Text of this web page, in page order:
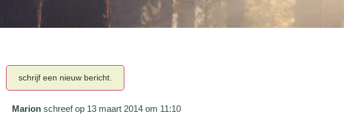
Marion schreef op 13 maart 2014 om 11:10